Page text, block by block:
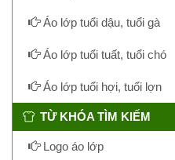
Áo lớp tuổi dậu, tuổi gà
Áo lớp tuổi tuất, tuổi chó
Áo lớp tuổi hợi, tuổi lợn
TỪ KHÓA TÌM KIẾM
Logo áo lớp